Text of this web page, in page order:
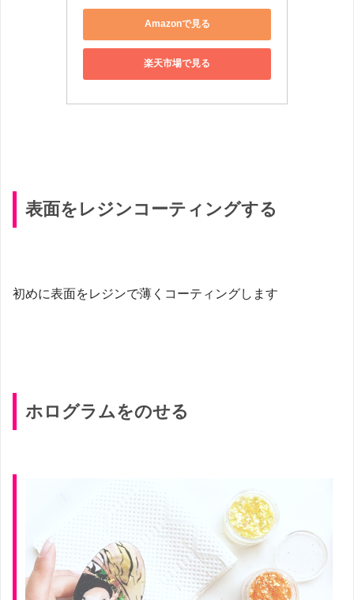
Amazonで見る
楽天市場で見る
表面をレジンコーティングする
初めに表面をレジンで薄くコーティングします
ホログラムをのせる